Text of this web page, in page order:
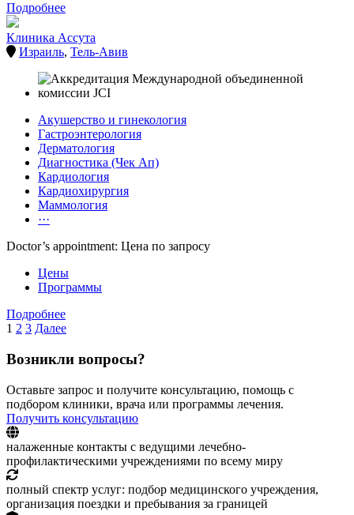
Подробнее
Клиника Ассута
Израиль, Тель-Авив
Акушерство и гинекология
Гастроэнтерология
Дерматология
Диагностика (Чек Ап)
Кардиология
Кардиохирургия
Маммология
···
Doctor’s appointment: Цена по запросу
Цены
Программы
Подробнее
1 2 3 Далее
Возникли вопросы?
Оставьте запрос и получите консультацию, помощь с
подбором клиники, врача или программы лечения.
Получить консультацию
налаженные контакты с ведущими лечебно-
профилактическими учреждениями по всему миру
полный спектр услуг: подбор медицинского учреждения,
организация поездки и пребывания за границей